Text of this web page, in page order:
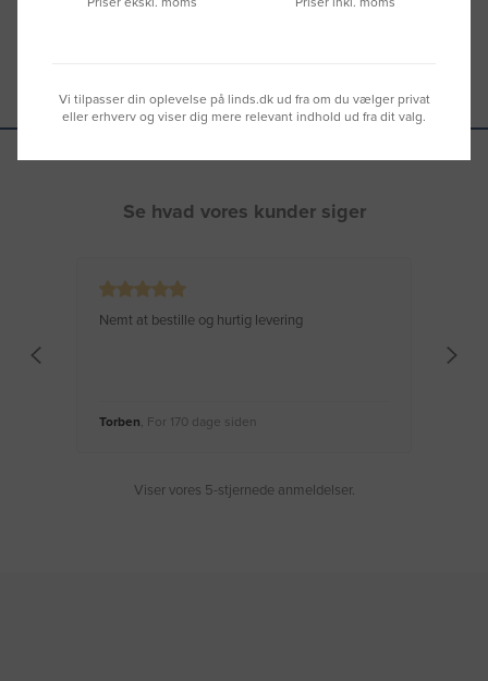
Se hvad vores kunder siger
Nemt at bestille og hurtig levering
Torben , For 170 dage siden
Viser vores 5-stjernede anmeldelser.
Vi tilpasser din oplevelse på linds.dk ud fra om du vælger privat
eller erhverv og viser dig mere relevant indhold ud fra dit valg.